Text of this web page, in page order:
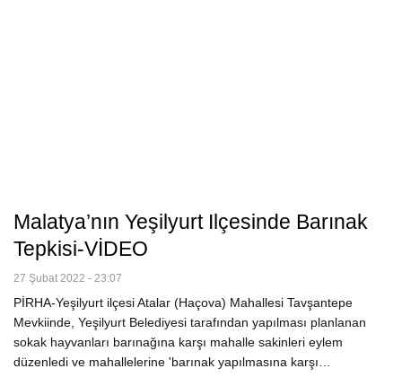
Malatya’nın Yeşilyurt Ilçesinde Barınak
Tepkisi-VİDEO
27 Şubat 2022 - 23:07
PİRHA-Yeşilyurt ilçesi Atalar (Haçova) Mahallesi Tavşantepe
Mevkiinde, Yeşilyurt Belediyesi tarafından yapılması planlanan
sokak hayvanları barınağına karşı mahalle sakinleri eylem
düzenledi ve mahallelerine 'barınak yapılmasına karşı…